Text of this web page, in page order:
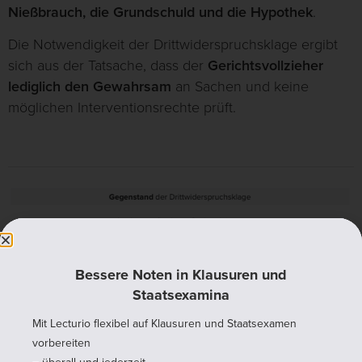
Nießbrauch, die Grundschuld und die Hypothek.
Die Notwendigkeit der Drittwiderspruchsklage ergibt
sich aus der Tatsache, dass der Gerichtsvollzieher
lediglich den Gewahrsam an Sachen und keine
möglichen Interventionsrechte prüft.
Bessere Noten in Klausuren und
Staatsexamina
Mit Lecturio flexibel auf Klausuren und Staatsexamen
vorbereiten